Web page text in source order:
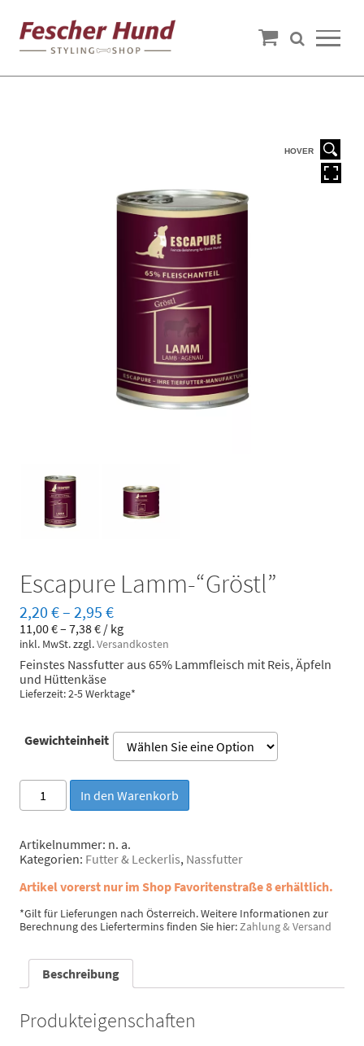
HOVER
Escapure Lamm-“Gröstl”
2,20 €– 2,95 €
11,00€– 7,38€ / kg
inkl. MwSt.zzgl.Versandkosten
Feinstes Nassfutter aus 65% Lammfleisch mit Reis, Äpfeln
und Hüttenkäse
Lieferzeit: 2-5 Werktage*
Gewichteinheit
Escapure
Lamm-
"Gröstl"
In den Warenkorb
Artikelnummer: n. a.
Kategorien: Futter & Leckerlis, Nassfutter
Artikel vorerst nur im Shop Favoritenstraße 8 erhältlich.
*Gilt für Lieferungen nach Österreich. Weitere Informationen zur
Berechnung des Liefertermins finden Sie hier:Zahlung & Versand
Beschreibung
Produkteigenschaften